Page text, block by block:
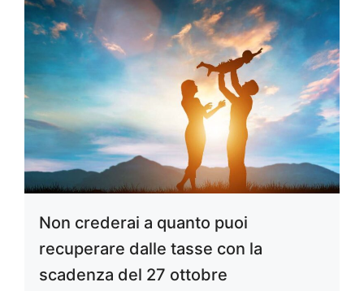
Non crederai a quanto puoi
recuperare dalle tasse con la
scadenza del 27 ottobre